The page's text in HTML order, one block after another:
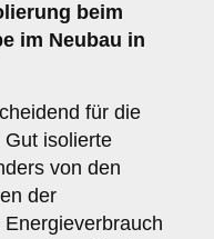
beim
im Neubau in
für die
isolierte
von den
der